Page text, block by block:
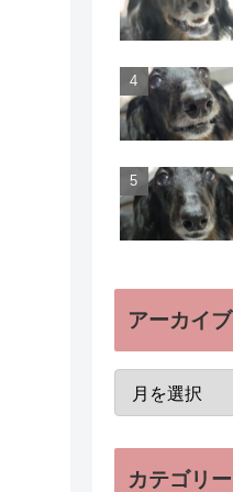
アーカイブ
カテゴリー